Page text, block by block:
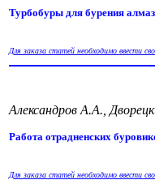
Турбобуры для бурения
Для заказа статей необходимо ввести
Александров А.А.,
Работа отрадненских
Для заказа статей необходимо ввести